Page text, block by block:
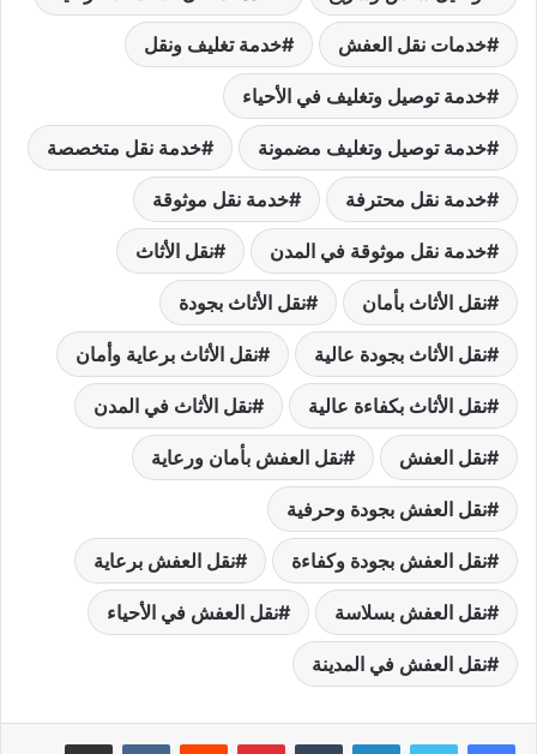
خدمات نقل العفش خدمة تغليف ونقل
خدمة توصيل وتغليف في الأحياء
خدمة توصيل وتغليف مضمونة خدمة نقل متخصصة
خدمة نقل محترفة خدمة نقل موثوقة
خدمة نقل موثوقة في المدن نقل الأثاث
نقل الأثاث بأمان نقل الأثاث بجودة
نقل الأثاث بجودة عالية نقل الأثاث برعاية وأمان
نقل الأثاث بكفاءة عالية نقل الأثاث في المدن
نقل العفش نقل العفش بأمان ورعاية
نقل العفش بجودة وحرفية
نقل العفش بجودة وكفاءة نقل العفش برعاية
نقل العفش بسلاسة نقل العفش في الأحياء
نقل العفش في المدينة
لينكدإن بينتيريست مشاركة عبر البريد